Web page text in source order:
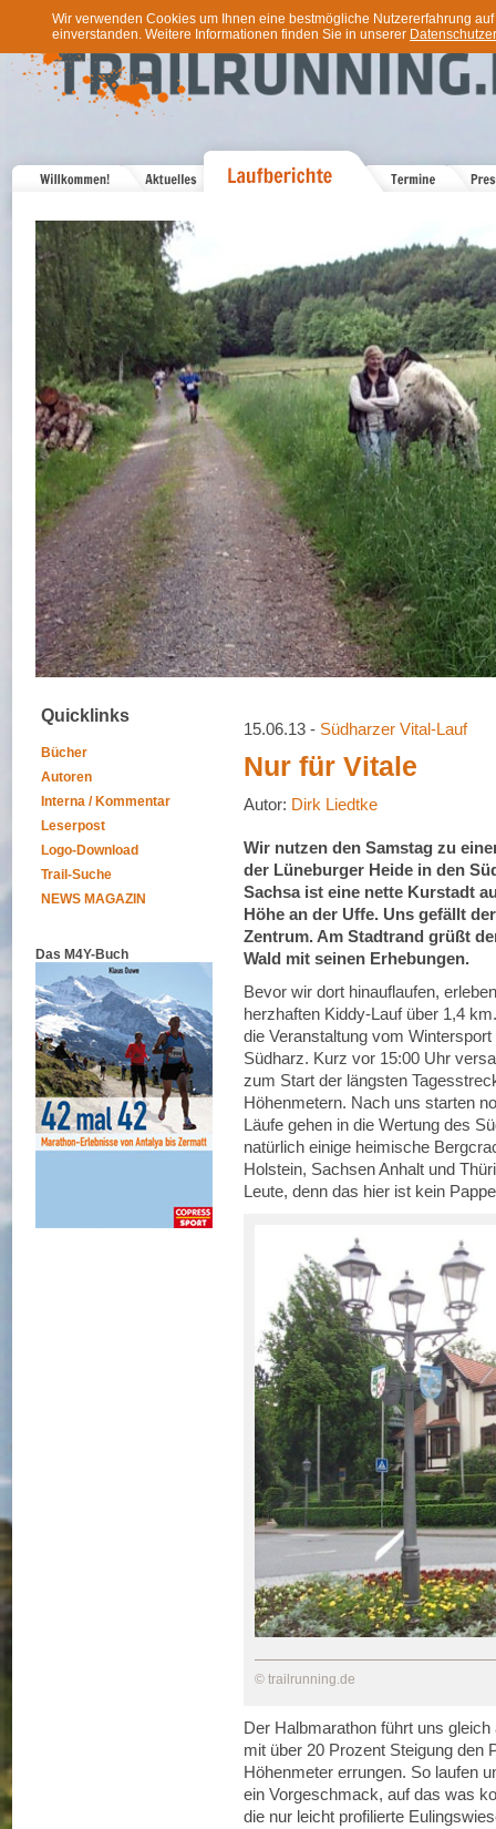
Wir verwenden Cookies um Ihnen eine bestmögliche Nutzererfahrung
einverstanden. Weitere Informationen finden Sie in unserer
Quicklinks
Bücher
Autoren
Interna / Kommentar
Leserpost
Logo-Download
Trail-Suche
NEWS MAGAZIN
Das M4Y-Buch
15.06.13 - Südharzer Vital-Lauf
Nur für Vitale
Autor: Dirk Liedtke
Wir nutzen den Samstag zu
der Lüneburger Heide in den
Sachsa ist eine nette Kurstadt
Höhe an der Uffe. Uns gefällt
Zentrum. Am Stadtrand grüßt
Wald mit seinen Erhebungen.
Bevor wir dort hinauflaufen,
herzhaften Kiddy-Lauf über 1,4
die Veranstaltung vom Wintersport
Südharz. Kurz vor 15:00 Uhr
zum Start der längsten
Höhenmetern. Nach uns starten
Läufe gehen in die Wertung des
natürlich einige heimische
Holstein, Sachsen Anhalt und
Leute, denn das hier ist kein
© trailrunning.de
Der Halbmarathon führt uns
mit über 20 Prozent Steigung den
Höhenmeter errungen. So laufen
ein Vorgeschmack, auf das was
die nur leicht profilierte